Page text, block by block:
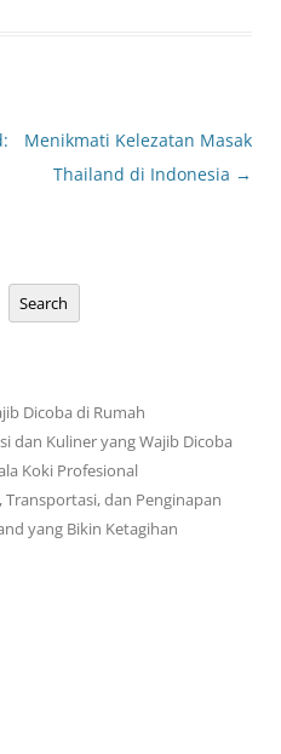
Menikmati Kelezatan Masak
Thailand di Indonesia →
Search
Dicoba di Rumah
dan Kuliner yang Wajib Dicoba
Koki Profesional
dan Penginapan
yang Bikin Ketagihan